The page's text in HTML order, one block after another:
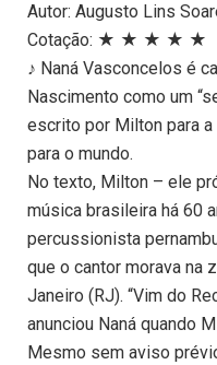
Autor: Augusto Lins
Cotação: ★ ★ ★ ★ ★
♪ Naná Vasconcelos é
Nascimento como um
escrito por Milton para
para o mundo.
No texto, Milton – ele
música brasileira há 60
percussionista
que o cantor morava na
Janeiro (RJ). “Vim do
anunciou Naná quando
Mesmo sem aviso